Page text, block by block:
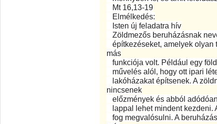
Mt 16,13-19
Elmélkedés:
Isten új feladatra hív
Zöldmezős beruházásnak
építkezéseket, amelyek olyan
más
funkciója volt. Például egy
művelés alól, hogy ott ipari
lakóházakat építsenek. A
nincsenek
előzmények és abból
lappal lehet mindent kezdeni.
fog megvalósulni. A